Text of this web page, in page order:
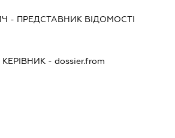
- ПРЕДСТАВНИК ВІДОМОСТІ
КЕРІВНИК - dossier.from